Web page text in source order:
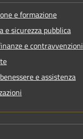
e formazione
e sicurezza pubblica
e contravvenzioni
e assistenza